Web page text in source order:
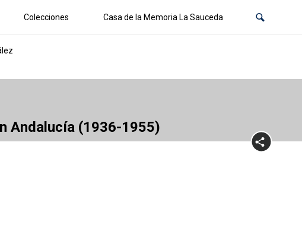
Colecciones Casa de la Memoria La Sauceda
Andalucía (1936-1955)